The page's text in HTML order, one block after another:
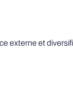
externe et